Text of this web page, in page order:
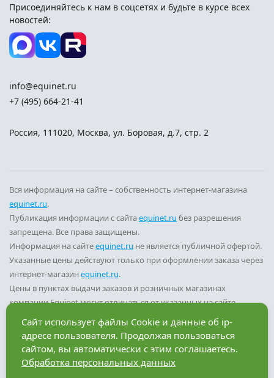
Присоединяйтесь к нам в соцсетях и будьте в курсе всех
новостей:
info@equinet.ru
+7 (495) 664-21-41
Россия, 111020, Москва, ул. Боровая, д.7, стр. 2
Вся информация на сайте – собственность интернет-магазина
equinet.ru.
Публикация информации с сайтаequinet.ru без разрешения
запрещена. Все права защищены.
Информация на сайтеequinet.ru не является публичной офертой.
Указанные цены действуют только при оформлении заказа через
интернет-магазин equinet.ru.
Цены в пунктах выдачи заказов и розничных магазинах
компании Equinet могут отличаться от указанных на сайте.
Вы принимаете условия
политики конфиденциальности
пользовательского соглашения
каждый раз, когда оставляете
свои данные в любой форме обратной связи на сайте
Разработка сайта — компания «Факт»
Сайт использует файлы Cookie и данные об ip-
адресе пользователя. Продолжая пользоваться
сайтом, вы автоматически с этим соглашаетесь.
Обработка персональных данных